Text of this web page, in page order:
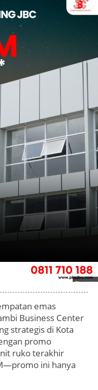
Photo by
emas
Business Center
strategis di Kota
promo
ruko terakhir
ini hanya